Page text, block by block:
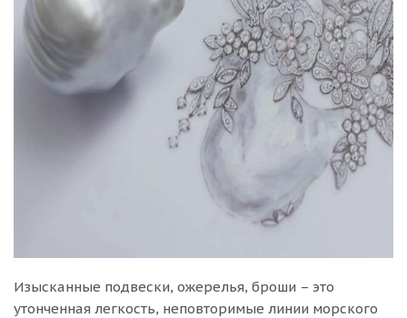
Изысканные подвески, ожерелья, броши – это
утонченная легкость, неповторимые линии морского